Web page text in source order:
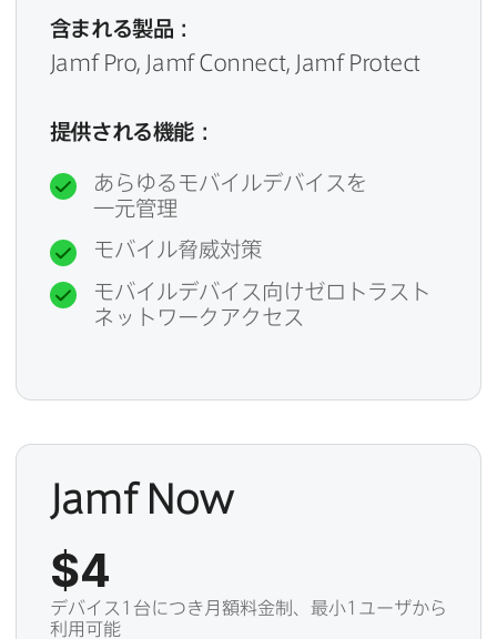
含まれる​製品：
Jamf Pro, Jamf Connect, Jamf Protect
提供される​機能：
あらゆる​モバイルデバイスを​
一元管理
モバイル脅威対策
モバイルデバイス向けゼロトラスト
ネットワークアクセス
Jamf Now
$4
デバイス1台につき月額料金制、最小1ユーザから
利用可能